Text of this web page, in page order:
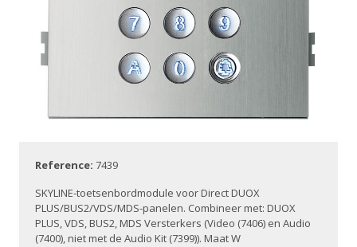
Reference: 7439
SKYLINE-toetsenbordmodule voor Direct DUOX
PLUS/BUS2/VDS/MDS-panelen. Combineer met: DUOX
PLUS, VDS, BUS2, MDS Versterkers (Video (7406) en Audio
(7400), niet met de Audio Kit (7399)). Maat W